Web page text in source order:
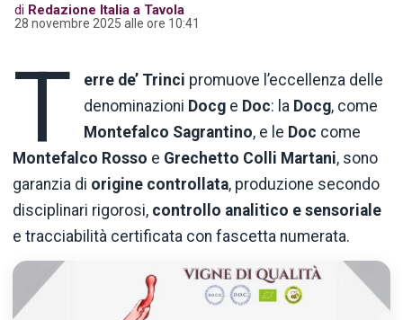
di Redazione Italia a Tavola
28 novembre 2025 alle ore 10:41
T erre de’ Trinci promuove l’eccellenza delle
denominazioni Docg e Doc: la Docg, come
Montefalco Sagrantino, e le Doc come
Montefalco Rosso e Grechetto Colli Martani, sono
garanzia di origine controllata, produzione secondo
disciplinari rigorosi, controllo analitico e sensoriale
e tracciabilità certificata con fascetta numerata.